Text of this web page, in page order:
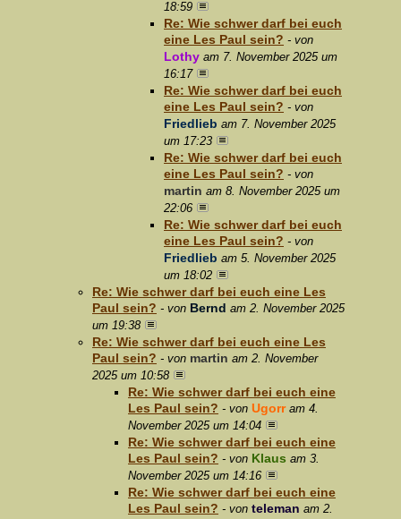
18:59
Re: Wie schwer darf bei euch
eine Les Paul sein? - von
Lothy am 7. November 2025 um
16:17
Re: Wie schwer darf bei euch
eine Les Paul sein? - von
Friedlieb am 7. November 2025
um 17:23
Re: Wie schwer darf bei euch
eine Les Paul sein? - von
martin am 8. November 2025 um
22:06
Re: Wie schwer darf bei euch
eine Les Paul sein? - von
Friedlieb am 5. November 2025
um 18:02
Re: Wie schwer darf bei euch eine Les
Paul sein? - von Bernd am 2. November 2025
um 19:38
Re: Wie schwer darf bei euch eine Les
Paul sein? - von martin am 2. November
2025 um 10:58
Re: Wie schwer darf bei euch eine
Les Paul sein? - von Ugorr am 4.
November 2025 um 14:04
Re: Wie schwer darf bei euch eine
Les Paul sein? - von Klaus am 3.
November 2025 um 14:16
Re: Wie schwer darf bei euch eine
Les Paul sein? - von teleman am 2.